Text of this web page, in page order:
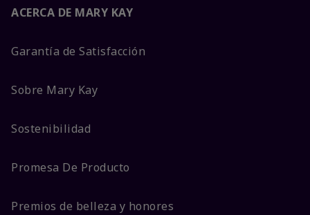
ACERCA DE MARY KAY
Garantía de Satisfacción
Sobre Mary Kay
Sostenibilidad
Promesa De Producto
Premios de belleza y honores